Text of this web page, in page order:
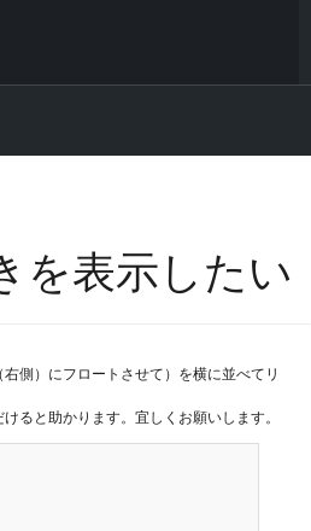
を表示したい
側）にフロートさせて）を横に並べてリ
ると助かります。宜しくお願いします。